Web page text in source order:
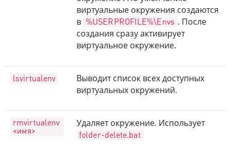
виртуальные окружения создаются
в %USERPROFILE%\Envs . После
создания сразу активирует
виртуальное окружение.
lsvirtualenv
Выводит список всех доступных
виртуальных окружений.
rmvirtualenv
<имя>
Удаляет окружение. Использует
folder-delete.bat